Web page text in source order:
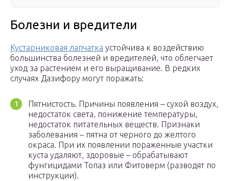
Болезни и вредители
Кустарниковая лапчатка устойчива к воздействию
большинства болезней и вредителей, что облегчает
уход за растением и его выращивание. В редких
случаях Дазифору могут поражать:
Пятнистость. Причины появления – сухой воздух,
недостаток света, понижение температуры,
недостаток питательных веществ. Признаки
заболевания – пятна от черного до желтого
окраса. При их появлении пораженные участки
куста удаляют, здоровые – обрабатывают
фунгицидами Топаз или Фитоверм (разводят по
инструкции).